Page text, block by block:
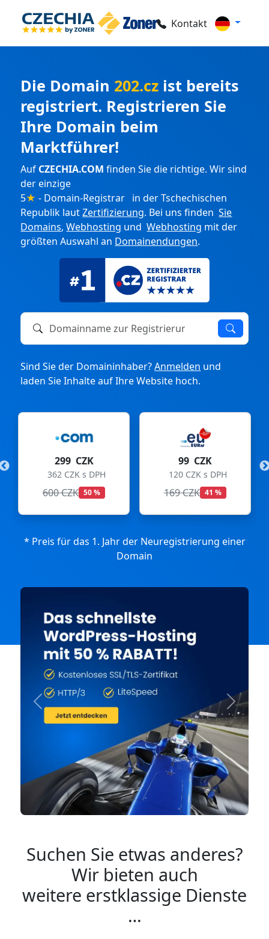
Kontakt
Die Domain 202.cz ist bereits
registriert. Registrieren Sie
Ihre Domain beim
Marktführer!
Auf CZECHIA.COM finden Sie die richtige. Wir sind
der einzige
5★ - Domain-Registrar in der Tschechischen
Republik lautZertifizierung. Bei uns findenSie
Domains,Webhosting undWebhosting mit der
größten Auswahl an Domainendungen.
Domainname zur Registrierung oder zum Transfer
Sind Sie der Domaininhaber?Anmelden und
laden Sie Inhalte auf Ihre Website hoch.
299 CZK
362 CZK s DPH
600 CZK 50 %
99 CZK
120 CZK s DPH
169 CZK 41 %
* Preis für das 1. Jahr der Neuregistrierung einer
Domain
Previous Next
Suchen Sie etwas anderes?
Wir bieten auch
weitere erstklassige Dienste
…